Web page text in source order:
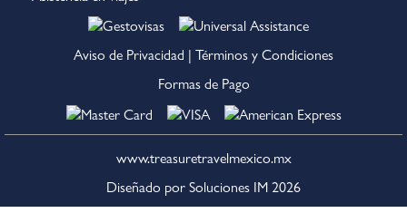
Aviso de Privacidad | Términos y Condiciones
Formas de Pago
www.treasuretravelmexico.mx
Diseñado por Soluciones IM 2026